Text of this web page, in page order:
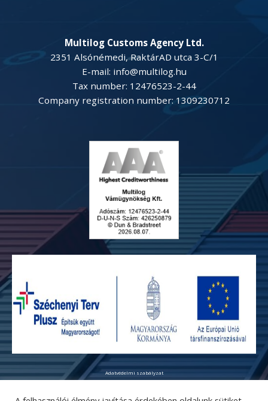
Multilog Customs Agency Ltd.
2351 Alsónémedi, RaktárAD utca 3-C/1
E-mail: info@multilog.hu
Tax number: 12476523-2-44
Company registration number: 1309230712
Adatvédelmi szabályzat